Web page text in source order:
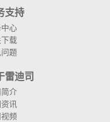
支持
心
载
题
雷迪司
介
讯
频